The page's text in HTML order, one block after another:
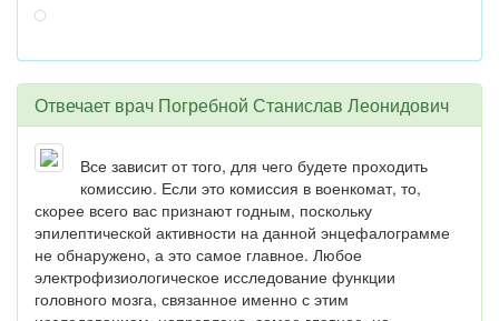
Отвечает врач Погребной Станислав Леонидович
Все зависит от того, для чего будете проходить
комиссию. Если это комиссия в военкомат, то,
скорее всего вас признают годным, поскольку
эпилептической активности на данной энцефалограмме
не обнаружено, а это самое главное. Любое
электрофизиологическое исследование функции
головного мозга, связанное именно с этим